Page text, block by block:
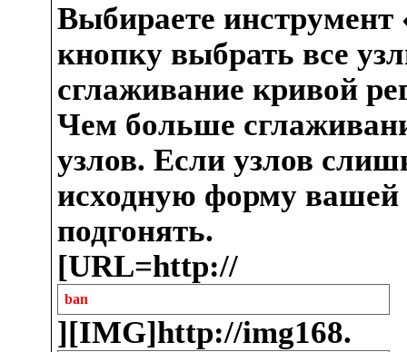
Выбираете
кнопку выбрать все
сглаживание кривой
Чем больше
узлов. Если узлов
исходную форму вашей
подгонять.
[URL=http://
ban
][IMG]http://img168.